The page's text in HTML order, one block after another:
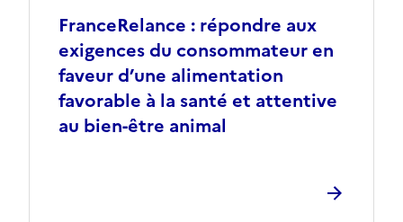
FranceRelance : répondre aux
exigences du consommateur en
faveur d’une alimentation
favorable à la santé et attentive
au bien-être animal